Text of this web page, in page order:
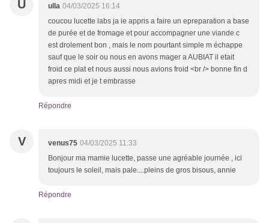
U ulla 04/03/2025 16:14
coucou lucette labs ja ie appris a faire un epreparation a base
de purée et de fromage et pour accompagner une viande c
est drolement bon , mais le nom pourtant simple m échappe
sauf que le soir ou nous en avons mager a AUBIAT il etait
froid ce plat et nous aussi nous avions froid <br /> bonne fin d
apres midi et je t embrasse
Répondre
V venus75 04/03/2025 11:33
Bonjour ma mamie lucette, passe une agréable journée , ici
toujours le soleil, mais pale....pleins de gros bisous, annie
Répondre